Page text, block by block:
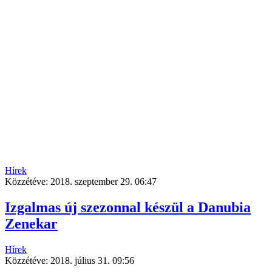
Hírek
Közzétéve: 2018. szeptember 29. 06:47
Izgalmas új szezonnal készül a Danubia
Zenekar
Hírek
Közzétéve: 2018. július 31. 09:56